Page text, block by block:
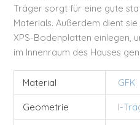
Träger sorgt für eine gute
Materials. Außerdem dient
XPS-Bodenplatten einlegen,
im Innenraum des Hauses
Material GFK
Geometrie I-